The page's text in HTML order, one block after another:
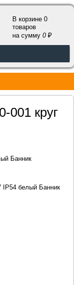
В корзине 0
товаров
на сумму0
001 круг
Банник
IP54 белый Банник